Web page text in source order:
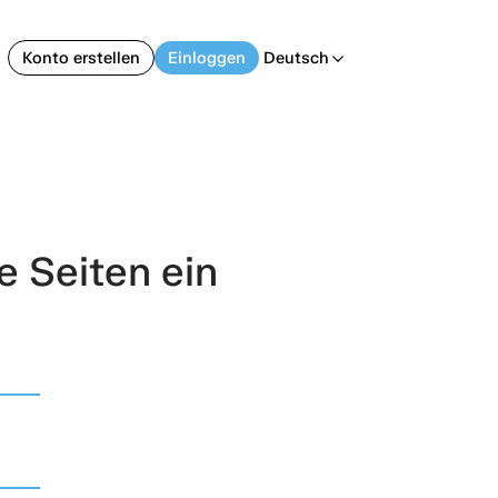
Konto erstellen Einloggen Deutsch arrow_back_ios
Seiten ein